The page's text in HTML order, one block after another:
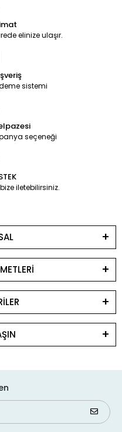
elinize ulaşır.
sistemi
seçeneği
iletebilirsiniz.